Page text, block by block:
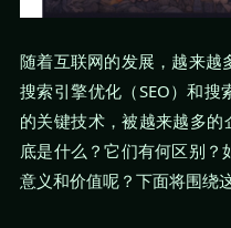
随着互联网的发展，越来越
搜索引擎优化（SEO）和搜
的关键技术，被越来越多的
底是什么？它们有何区别
意义和价值呢？下面将围绕